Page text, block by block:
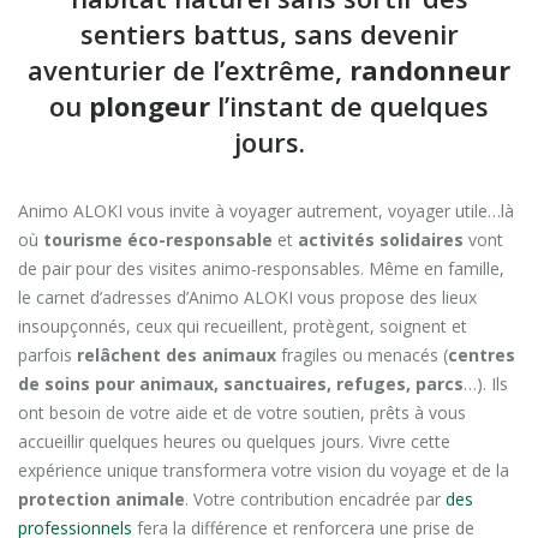
sentiers battus, sans devenir
aventurier de l’extrême, randonneur
ou plongeur l’instant de quelques
jours.
Animo ALOKI vous invite à voyager autrement, voyager utile…là
où tourisme éco-responsable et activités solidaires vont
de pair pour des visites animo-responsables. Même en famille,
le carnet d’adresses d’Animo ALOKI vous propose des lieux
insoupçonnés, ceux qui recueillent, protègent, soignent et
parfois relâchent des animaux fragiles ou menacés (centres
de soins pour animaux, sanctuaires, refuges, parcs…). Ils
ont besoin de votre aide et de votre soutien, prêts à vous
accueillir quelques heures ou quelques jours. Vivre cette
expérience unique transformera votre vision du voyage et de la
protection animale. Votre contribution encadrée par des
professionnels fera la différence et renforcera une prise de